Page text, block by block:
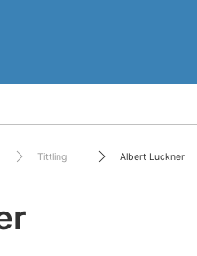
Tittling Albert Luckner